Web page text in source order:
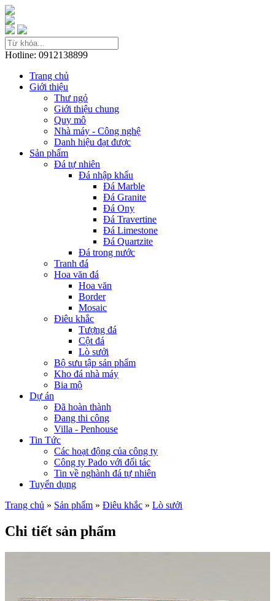
Hotline: 0912138899
Trang chủ
Giới thiệu
Thư ngỏ
Giới thiệu chung
Quy mô
Nhà máy - Công nghệ
Danh hiệu đạt được
Sản phẩm
Đá tự nhiên
Đá nhập khẩu
Đá Marble
Đá Granite
Đá Ony
Đá Travertine
Đá Limestone
Đá Quartzite
Đá trong nước
Tranh đá
Hoa văn đá
Hoa văn
Border
Mosaic
Điêu khắc
Tượng đá
Cột đá
Lò sưởi
Bộ sưu tập sản phẩm
Kho đá nhà máy
Bia mộ
Dự án
Đã hoàn thành
Đang thi công
Villa - Penhouse
Tin Tức
Các hoạt động của công ty
Công ty Pado với đối tác
Tin về nghành đá tự nhiên
Tuyển dụng
Trang chủ » Sản phẩm » Điêu khắc » Lò sưởi
Chi tiết sản phẩm